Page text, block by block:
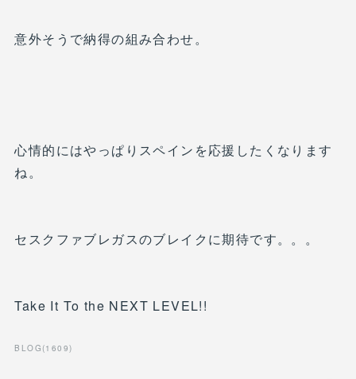
意外そうで納得の組み合わせ。
心情的にはやっぱりスペインを応援したくなります
ね。
セスクファブレガスのブレイクに期待です。。。
Take It To the NEXT LEVEL!!
BLOG (1609)